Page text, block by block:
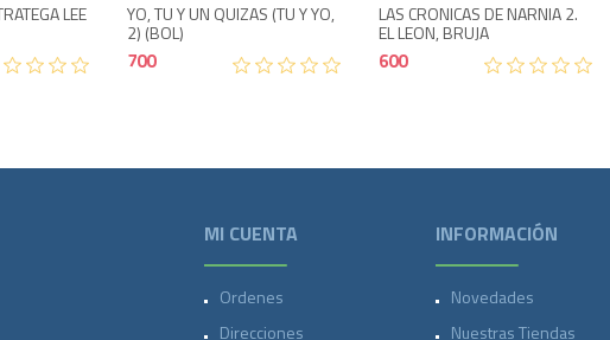
LEE YO, TU Y UN QUIZAS (TU Y YO,
2) (BOL)
700
LAS CRONICAS DE NARNIA 2.
EL LEON, BRUJA
600
MI CUENTA
Ordenes
Direcciones
INFORMACIÓN
Novedades
Nuestras Tiendas